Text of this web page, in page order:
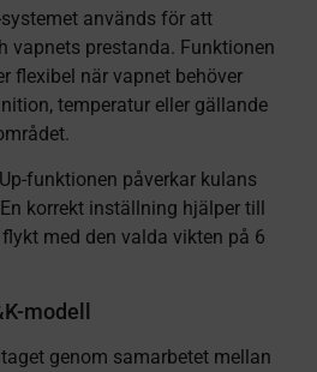
används för att
vapnets prestanda. Funktionen
flexibel när vapnet behöver
temperatur eller gällande
funktionen påverkar kulans
korrekt inställning hjälper till
med den valda vikten på 6
modell
genom samarbetet mellan